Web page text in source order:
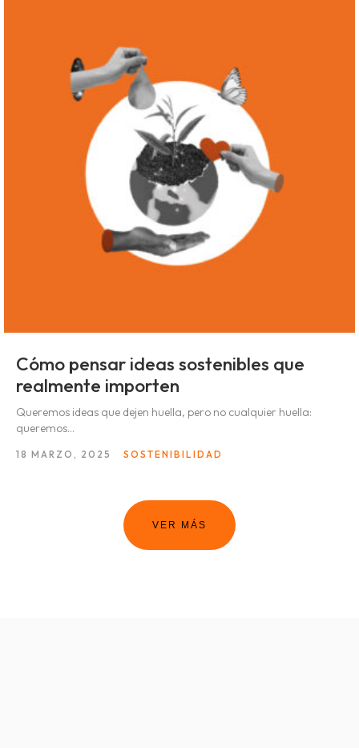
Cómo pensar ideas sostenibles que
realmente importen
Queremos ideas que dejen huella, pero no cualquier huella:
queremos...
18 MARZO, 2025 SOSTENIBILIDAD
VER MÁS